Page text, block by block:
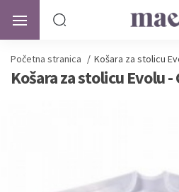
Početna stranica / Košara za stolicu
Košara za stolicu Evolu